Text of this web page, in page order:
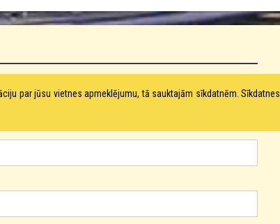
par jūsu vietnes apmeklējumu, tā sauktajām sīkdatnēm. Sīkdatnes